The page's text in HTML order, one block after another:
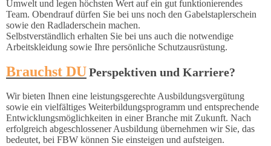
Umwelt und legen höchsten Wert auf ein gut funktionierendes
Team. Obendrauf dürfen Sie bei uns noch den Gabelstaplerschein
sowie den Radladerschein machen.
Selbstverständlich erhalten Sie bei uns auch die notwendige
Arbeitskleidung sowie Ihre persönliche Schutzausrüstung.
Brauchst DUPerspektiven und Karriere?
Wir bieten Ihnen eine leistungsgerechte Ausbildungsvergütung
sowie ein vielfältiges Weiterbildungsprogramm und entsprechende
Entwicklungsmöglichkeiten in einer Branche mit Zukunft. Nach
erfolgreich abgeschlossener Ausbildung übernehmen wir Sie, das
bedeutet, bei FBW können Sie einsteigen und aufsteigen.